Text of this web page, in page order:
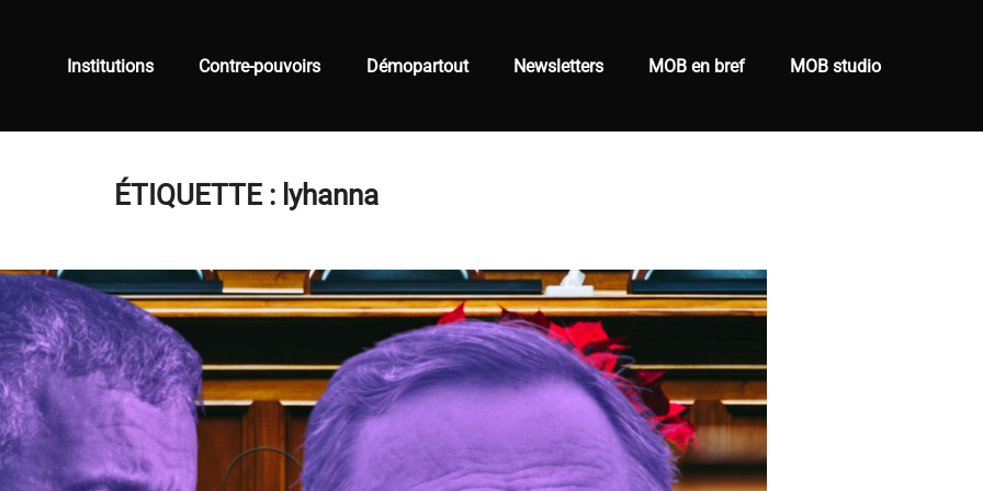
Institutions Contre-pouvoirs Démopartout Newsletters MOB en bref MOB studio
ÉTIQUETTE : lyhanna